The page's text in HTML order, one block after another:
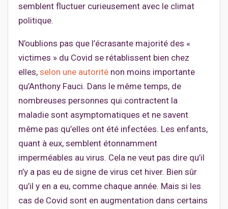
semblent fluctuer curieusement avec le climat
politique.
N’oublions pas que l’écrasante majorité des «
victimes » du Covid se rétablissent bien chez
elles, selon une autorité non moins importante
qu’Anthony Fauci. Dans le même temps, de
nombreuses personnes qui contractent la
maladie sont asymptomatiques et ne savent
même pas qu’elles ont été infectées. Les enfants,
quant à eux, semblent étonnamment
imperméables au virus. Cela ne veut pas dire qu’il
n’y a pas eu de signe de virus cet hiver. Bien sûr
qu’il y en a eu, comme chaque année. Mais si les
cas de Covid sont en augmentation dans certains